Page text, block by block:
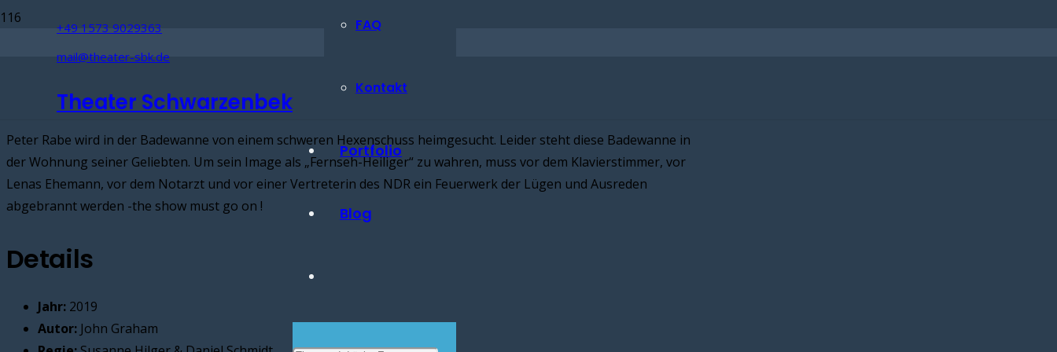
+49 1573 9029363
mail@theater-sbk.de
Theater Schwarzenbek
FAQ
Kontakt
Portfolio
Blog
Stück Beschreibung
Peter Rabe wird in der Badewanne von einem schweren Hexenschuss heimgesucht. Leider steht diese Badewanne in
der Wohnung seiner Geliebten. Um sein Image als „Fernseh-Heiliger“ zu wahren, muss vor dem Klavierstimmer, vor
Lenas Ehemann, vor dem Notarzt und vor einer Vertreterin des NDR ein Feuerwerk der Lügen und Ausreden
abgebrannt werden -the show must go on !
Details
Jahr: 2019
Autor: John Graham
Räbuer Hotzenplotz 2001
Wintermärchen
Alles auf Krankenschein 2016
Sommerkomödie
Pipi Langstrump 2000
Wintermärchen
Kuli 2021